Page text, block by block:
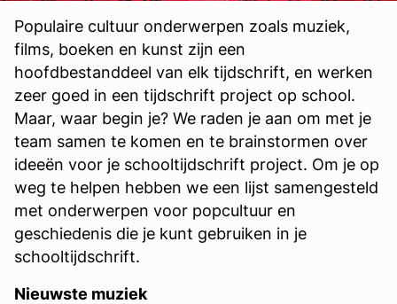
Populaire cultuur onderwerpen zoals muziek,
films, boeken en kunst zijn een
hoofdbestanddeel van elk tijdschrift, en werken
zeer goed in een tijdschrift project op school.
Maar, waar begin je? We raden je aan om met je
team samen te komen en te brainstormen over
ideeën voor je schooltijdschrift project. Om je op
weg te helpen hebben we een lijst samengesteld
met onderwerpen voor popcultuur en
geschiedenis die je kunt gebruiken in je
schooltijdschrift.
Nieuwste muziek